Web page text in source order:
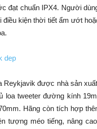
đạt chuẩn IPX4. Người
điều kiện thời tiết ẩm ướt
Reykjavik được nhà sản
loa tweeter đường kính
Hãng còn tích hợp
tượng méo tiếng, nâng